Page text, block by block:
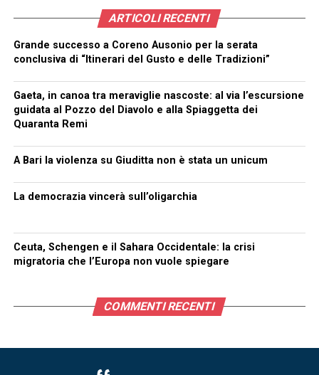
ARTICOLI RECENTI
Grande successo a Coreno Ausonio per la serata
conclusiva di “Itinerari del Gusto e delle Tradizioni”
Gaeta, in canoa tra meraviglie nascoste: al via l’escursione
guidata al Pozzo del Diavolo e alla Spiaggetta dei
Quaranta Remi
A Bari la violenza su Giuditta non è stata un unicum
La democrazia vincerà sull’oligarchia
Ceuta, Schengen e il Sahara Occidentale: la crisi
migratoria che l’Europa non vuole spiegare
COMMENTI RECENTI